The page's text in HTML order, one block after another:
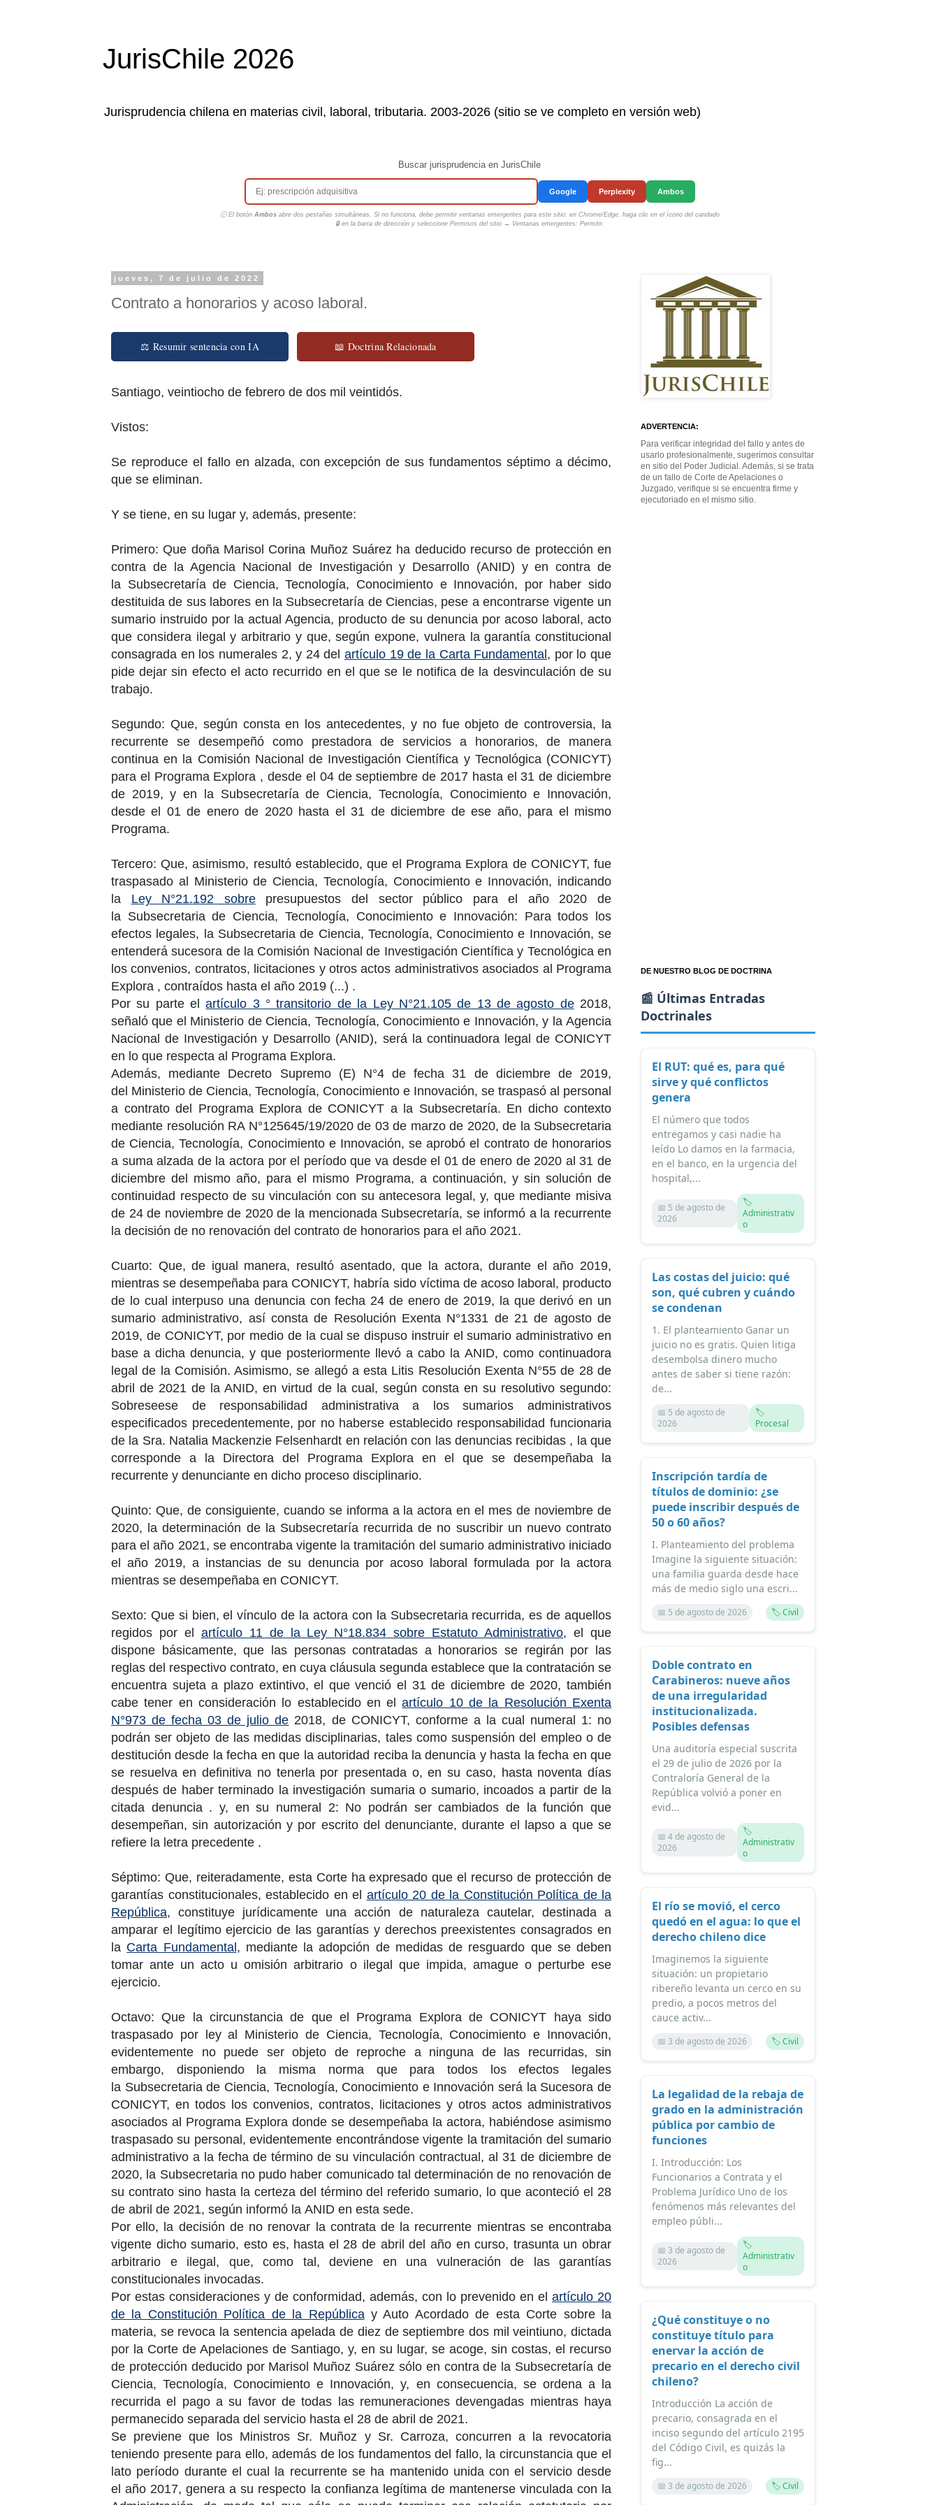
JurisChile 2026
Jurisprudencia chilena en materias civil, laboral, tributaria. 2003-2026 (sitio se ve completo en versión web)
Buscar jurisprudencia en JurisChile
Google Perplexity Ambos
ⓘ El botón Ambosabre dos pestañas simultáneas. Si no funciona, debe permitir ventanas emergentes para este sitio: en Chrome/Edge, haga clic en el ícono del candado
🔒 en la barra de dirección y seleccione Permisos del sitio → Ventanas emergentes: Permitir.
jueves, 7 de julio de 2022
Contrato a honorarios y acoso laboral.
⚖ Resumir sentencia con IA 📖 Doctrina Relacionada
Santiago, veintiocho de febrero de dos mil veintidós.
Vistos:
Se reproduce el fallo en alzada, con excepción de sus fundamentos séptimo a décimo,
que se eliminan.
Y se tiene, en su lugar y, además, presente:
Primero: Que doña Marisol Corina Muñoz Suárez ha deducido recurso de protección en
contra de laAgencia Nacional de Investigación y Desarrollo (ANID) y en contra de
la Subsecretaría de Ciencia, Tecnología, Conocimiento e Innovación, por haber sido
destituida de sus labores en la Subsecretaría de Ciencias, pese a encontrarse vigente un
sumario instruido por la actual Agencia, producto de su denuncia por acoso laboral, acto
que considera ilegal y arbitrario y que, según expone, vulnera la garantía constitucional
consagrada en los numerales 2, y 24 del artículo 19 de la Carta Fundamental, por lo que
pide dejar sin efecto el acto recurrido en el que se le notifica de la desvinculación de su
trabajo.
Segundo: Que, según consta en los antecedentes, y no fue objeto de controversia, la
recurrente se desempeñó como prestadora de servicios a honorarios, de manera
continua en la Comisión Nacional de Investigación Científica y Tecnológica (CONICYT)
para el Programa Explora , desde el 04 de septiembre de 2017hasta el 31 de diciembre
de 2019, y en la Subsecretaría de Ciencia, Tecnología, Conocimiento e Innovación,
desde el 01 de enero de 2020hasta el 31 de diciembre de ese año, para el mismo
Programa.
Tercero: Que, asimismo, resultó establecido, que el Programa Explora de CONICYT, fue
traspasado al Ministerio de Ciencia, Tecnología, Conocimiento e Innovación, indicando
la Ley N°21.192 sobrepresupuestos del sector público para el año 2020 de
la Subsecretaria de Ciencia, Tecnología, Conocimiento e Innovación: Para todos los
efectos legales, la Subsecretaria de Ciencia, Tecnología, Conocimiento e Innovación, se
entenderá sucesora de la Comisión Nacional de Investigación Científica y Tecnológica en
los convenios, contratos, licitaciones y otros actos administrativos asociados al Programa
Explora , contraídos hasta el año 2019 (...) .
Por su parte elartículo 3 ° transitorio de la Ley N°21.105 de 13 de agosto de2018,
señaló que el Ministerio de Ciencia, Tecnología, Conocimiento e Innovación, y laAgencia
Nacional de Investigación y Desarrollo (ANID), será la continuadora legal de CONICYT
en lo que respecta al Programa Explora.
Además, mediante Decreto Supremo (E) N°4 de fecha 31 de diciembre de 2019,
del Ministerio de Ciencia, Tecnología, Conocimiento e Innovación, se traspasó al personal
a contrato del Programa Explora de CONICYT a la Subsecretaría. En dicho contexto
mediante resolución RA N°125645/19/2020 de 03 de marzo de 2020, de la Subsecretaria
de Ciencia, Tecnología, Conocimiento e Innovación, se aprobó el contrato de honorarios
a suma alzada de la actora por el período que va desde el 01 de enero de 2020 al 31 de
diciembre del mismo año, para el mismo Programa, a continuación, y sin solución de
continuidad respecto de su vinculación con su antecesora legal, y, que mediante misiva
de 24 de noviembre de 2020de la mencionada Subsecretaría, se informó a la recurrente
la decisión de no renovación del contrato de honorarios para el año 2021.
Cuarto: Que, de igual manera, resultó asentado, que la actora, durante elaño 2019,
mientras se desempeñaba para CONICYT, habría sido víctima de acoso laboral, producto
de lo cual interpuso una denuncia con fecha 24 de enero de 2019, la que derivó en un
sumario administrativo, así consta de Resolución Exenta N°1331 de 21 de agosto de
2019, de CONICYT, por medio de la cual se dispuso instruir el sumario administrativo en
base a dicha denuncia, y que posteriormente llevó a cabo la ANID, como continuadora
legal de la Comisión. Asimismo, se allegó a esta Litis Resolución Exenta N°55 de 28 de
abril de 2021 de la ANID, en virtud de la cual, según consta en su resolutivo segundo:
Sobreseese de responsabilidad administrativa a los sumarios administrativos
especificados precedentemente, por no haberse establecido responsabilidad funcionaria
de la Sra. Natalia Mackenzie Felsenhardt en relación con las denuncias recibidas , la que
corresponde a la Directora del Programa Explora en el que se desempeñaba la
recurrente y denunciante en dicho proceso disciplinario.
Quinto: Que, de consiguiente, cuando se informa a la actora en el mes de noviembre de
2020, la determinación de la Subsecretaría recurrida de no suscribir un nuevo contrato
para elaño 2021, se encontraba vigente la tramitación del sumario administrativo iniciado
elaño 2019, a instancias de su denuncia por acoso laboral formulada por la actora
mientras se desempeñaba en CONICYT.
Sexto: Que si bien, el vínculo de la actora con la Subsecretaria recurrida, es de aquellos
regidos por el artículo 11 de la Ley N°18.834 sobre Estatuto Administrativo, el que
dispone básicamente, que las personas contratadas a honorarios se regirán por las
reglas del respectivo contrato, en cuya cláusula segunda establece que la contratación se
encuentra sujeta a plazo extintivo, el que venció el 31 de diciembre de 2020, también
cabe tener en consideración lo establecido en elartículo 10 de la Resolución Exenta
N°973 de fecha 03 de julio de 2018, de CONICYT, conforme a la cual numeral 1: no
podrán ser objeto de las medidas disciplinarias, tales como suspensión del empleo o de
destitución desde la fecha en que la autoridad reciba la denuncia y hasta la fecha en que
se resuelva en definitiva no tenerla por presentada o, en su caso, hasta noventa días
después de haber terminado la investigación sumaria o sumario, incoados a partir de la
citada denuncia . y, en su numeral 2: No podrán ser cambiados de la función que
desempeñan, sin autorización y por escrito del denunciante, durante el lapso a que se
refiere la letra precedente .
Séptimo: Que, reiteradamente, esta Corte ha expresado que el recurso de protección de
garantías constitucionales, establecido en el artículo 20 de la Constitución Política de la
República, constituye jurídicamente una acción de naturaleza cautelar, destinada a
amparar el legítimo ejercicio de las garantías y derechos preexistentes consagrados en
la Carta Fundamental, mediante la adopción de medidas de resguardo que se deben
tomar ante un acto u omisión arbitrario o ilegal que impida, amague o perturbe ese
ejercicio.
Octavo: Que la circunstancia de que el Programa Explora de CONICYT haya sido
traspasado por ley al Ministerio de Ciencia, Tecnología, Conocimiento e Innovación,
evidentemente no puede ser objeto de reproche a ninguna de las recurridas, sin
embargo, disponiendo la misma norma que para todos los efectos legales
la Subsecretaria de Ciencia, Tecnología, Conocimiento e Innovación será la Sucesora de
CONICYT, en todos los convenios, contratos, licitaciones y otros actos administrativos
asociados al Programa Explora donde se desempeñaba la actora, habiéndose asimismo
traspasado su personal, evidentemente encontrándose vigente la tramitación del sumario
administrativo a la fecha de término de su vinculación contractual, al 31 de diciembre de
2020, la Subsecretaria no pudo haber comunicado tal determinación de no renovación de
su contrato sino hasta la certeza del término del referido sumario, lo que aconteció el 28
de abril de 2021, según informó la ANID en esta sede.
Por ello, la decisión de no renovar la contrata de la recurrente mientras se encontraba
vigente dicho sumario, esto es, hasta el 28 de abril del año en curso, trasunta un obrar
arbitrario e ilegal, que, como tal, deviene en una vulneración de las garantías
constitucionales invocadas.
Por estas consideraciones y de conformidad, además, con lo prevenido en el artículo 20
de la Constitución Política de la Repúblicay Auto Acordado de esta Corte sobre la
materia, se revoca la sentencia apelada de diez de septiembre dos mil veintiuno, dictada
por la Corte de Apelaciones de Santiago, y, en su lugar, se acoge, sin costas, el recurso
de protección deducido por Marisol Muñoz Suárez sólo en contra de la Subsecretaría de
Ciencia, Tecnología, Conocimiento e Innovación, y, en consecuencia, se ordena a la
recurrida el pago a su favor de todas las remuneraciones devengadas mientras haya
permanecido separada del servicio hasta el 28 de abril de 2021.
Se previene que los Ministros Sr. Muñoz y Sr. Carroza, concurren a la revocatoria
teniendo presente para ello, además de los fundamentos del fallo, la circunstancia que el
lato período durante el cual la recurrente se ha mantenido unida con el servicio desde
elaño 2017, genera a su respecto la confianza legítima de mantenerse vinculada con la
ADVERTENCIA:
Para verificar integridad del fallo y antes de
usarlo profesionalmente, sugerimos consultar
en sitio del Poder Judicial. Además, si se trata
de un fallo de Corte de Apelaciones o
Juzgado, verifique si se encuentra firme y
ejecutoriado en el mismo sitio.
DE NUESTRO BLOG DE DOCTRINA
📰 Últimas Entradas
Doctrinales
El RUT: qué es, para qué
sirve y qué conflictos
genera
El número que todos
entregamos y casi nadie ha
leído Lo damos en la farmacia,
en el banco, en la urgencia del
hospital,...
📅 5 de agosto de
2026
🏷️
Administrativ
o
Las costas del juicio: qué
son, qué cubren y cuándo
se condenan
1. El planteamiento Ganar un
juicio no es gratis. Quien litiga
desembolsa dinero mucho
antes de saber si tiene razón:
de...
📅 5 de agosto de
2026
🏷️
Procesal
Inscripción tardía de
títulos de dominio: ¿se
puede inscribir después de
50 o 60 años?
I. Planteamiento del problema
Imagine la siguiente situación:
una familia guarda desde hace
más de medio siglo una escri...
📅 5 de agosto de 2026 🏷️ Civil
Doble contrato en
Carabineros: nueve años
de una irregularidad
institucionalizada.
Posibles defensas
Una auditoría especial suscrita
el 29 de julio de 2026 por la
Contraloría General de la
República volvió a poner en
evid...
📅 4 de agosto de
2026
🏷️
Administrativ
o
El río se movió, el cerco
quedó en el agua: lo que el
derecho chileno dice
Imaginemos la siguiente
situación: un propietario
ribereño levanta un cerco en su
predio, a pocos metros del
cauce activ...
📅 3 de agosto de 2026 🏷️ Civil
La legalidad de la rebaja de
grado en la administración
pública por cambio de
funciones
I. Introducción: Los
Funcionarios a Contrata y el
Problema Jurídico Uno de los
fenómenos más relevantes del
empleo públi...
📅 3 de agosto de
2026
🏷️
Administrativ
o
¿Qué constituye o no
constituye título para
enervar la acción de
precario en el derecho civil
chileno?
Introducción La acción de
precario, consagrada en el
inciso segundo del artículo 2195
del Código Civil, es quizás la
fig...
📅 3 de agosto de 2026 🏷️ Civil